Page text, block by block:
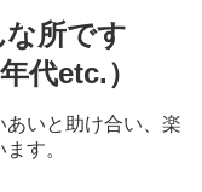
所です
代etc.）
いと助け合い、楽
す。